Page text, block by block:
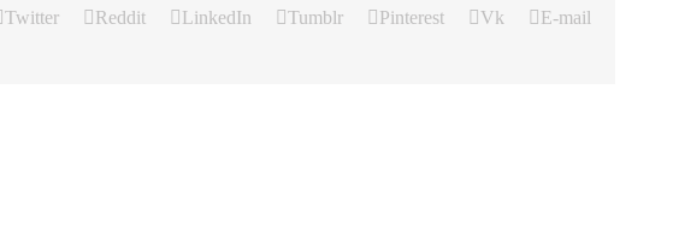
Twitter Reddit LinkedIn Tumblr Pinterest Vk E-mail